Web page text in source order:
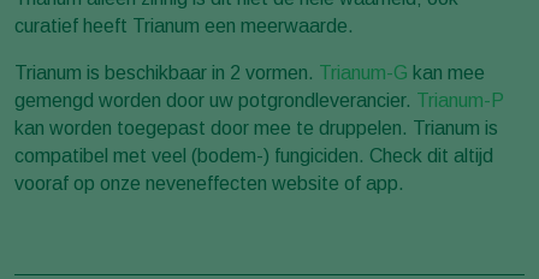
curatief heeft Trianum een meerwaarde.
Trianum is beschikbaar in 2 vormen. Trianum-G kan mee
gemengd worden door uw potgrondleverancier. Trianum-P
kan worden toegepast door mee te druppelen. Trianum is
compatibel met veel (bodem-) fungiciden. Check dit altijd
vooraf op onze neveneffecten website of app.